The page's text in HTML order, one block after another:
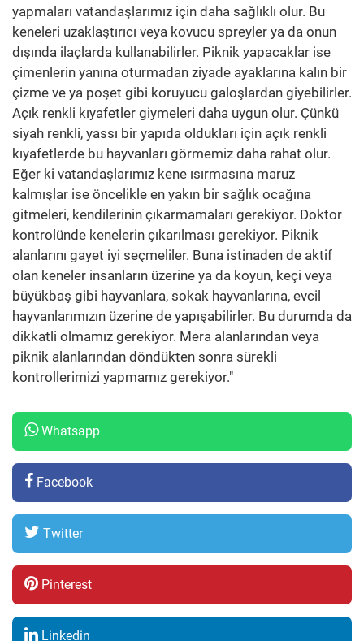
yapmaları vatandaşlarımız için daha sağlıklı olur. Bu
keneleri uzaklaştırıcı veya kovucu spreyler ya da onun
dışında ilaçlarda kullanabilirler. Piknik yapacaklar ise
çimenlerin yanına oturmadan ziyade ayaklarına kalın bir
çizme ve ya poşet gibi koruyucu galoşlardan giyebilirler.
Açık renkli kıyafetler giymeleri daha uygun olur. Çünkü
siyah renkli, yassı bir yapıda oldukları için açık renkli
kıyafetlerde bu hayvanları görmemiz daha rahat olur.
Eğer ki vatandaşlarımız kene ısırmasına maruz
kalmışlar ise öncelikle en yakın bir sağlık ocağına
gitmeleri, kendilerinin çıkarmamaları gerekiyor. Doktor
kontrolünde kenelerin çıkarılması gerekiyor. Piknik
alanlarını gayet iyi seçmeliler. Buna istinaden de aktif
olan keneler insanların üzerine ya da koyun, keçi veya
büyükbaş gibi hayvanlara, sokak hayvanlarına, evcil
hayvanlarımızın üzerine de yapışabilirler. Bu durumda da
dikkatli olmamız gerekiyor. Mera alanlarından veya
piknik alanlarından döndükten sonra sürekli
kontrollerimizi yapmamız gerekiyor."
Whatsapp
Facebook
Twitter
Pinterest
Linkedin